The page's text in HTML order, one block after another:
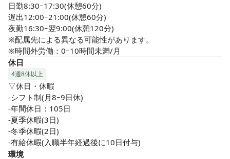
日勤8:30ｰ17:30(休憩60分)
遅出12:00ｰ21:00(休憩60分)
夜勤16:30ｰ翌9:00(休憩120分)
※配属先による異なる可能性があります。
※時間外労働：0ｰ10時間未満/月
休日
4週8休以上
▽休日・休暇
-シフト制(月8ｰ9日休)
-年間休日：105日
-夏季休暇(3日)
-冬季休暇(2日)
-有給休暇(入職半年経過後に10日付与)
環境